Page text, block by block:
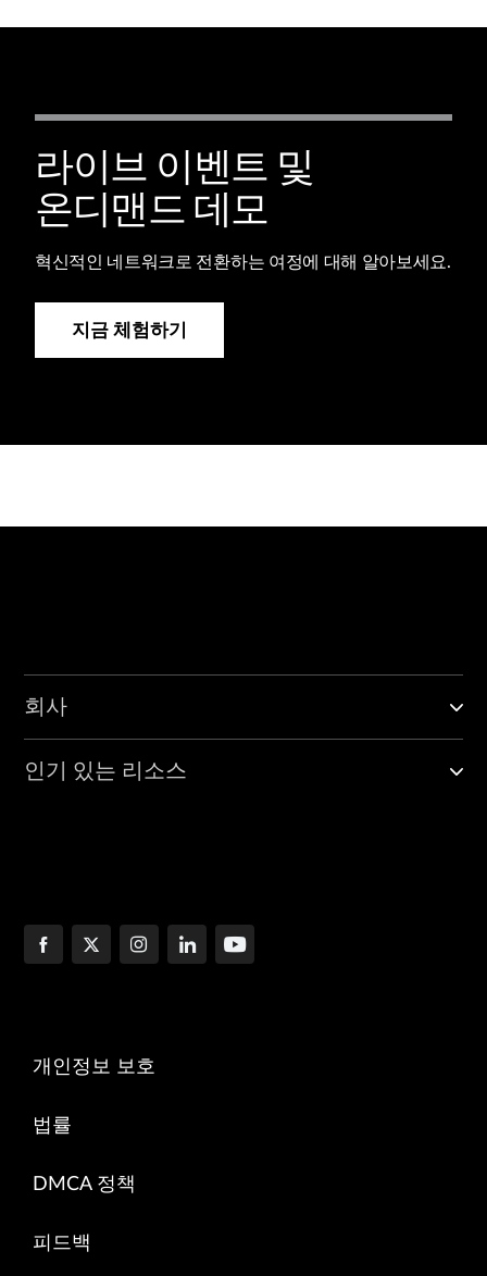
라이브 이벤트 및
온디맨드 데모
혁신적인 네트워크로 전환하는 여정에 대해 알아보세요.
지금 체험하기
회사
인기 있는 리소스
개인정보 보호
법률
DMCA 정책
피드백